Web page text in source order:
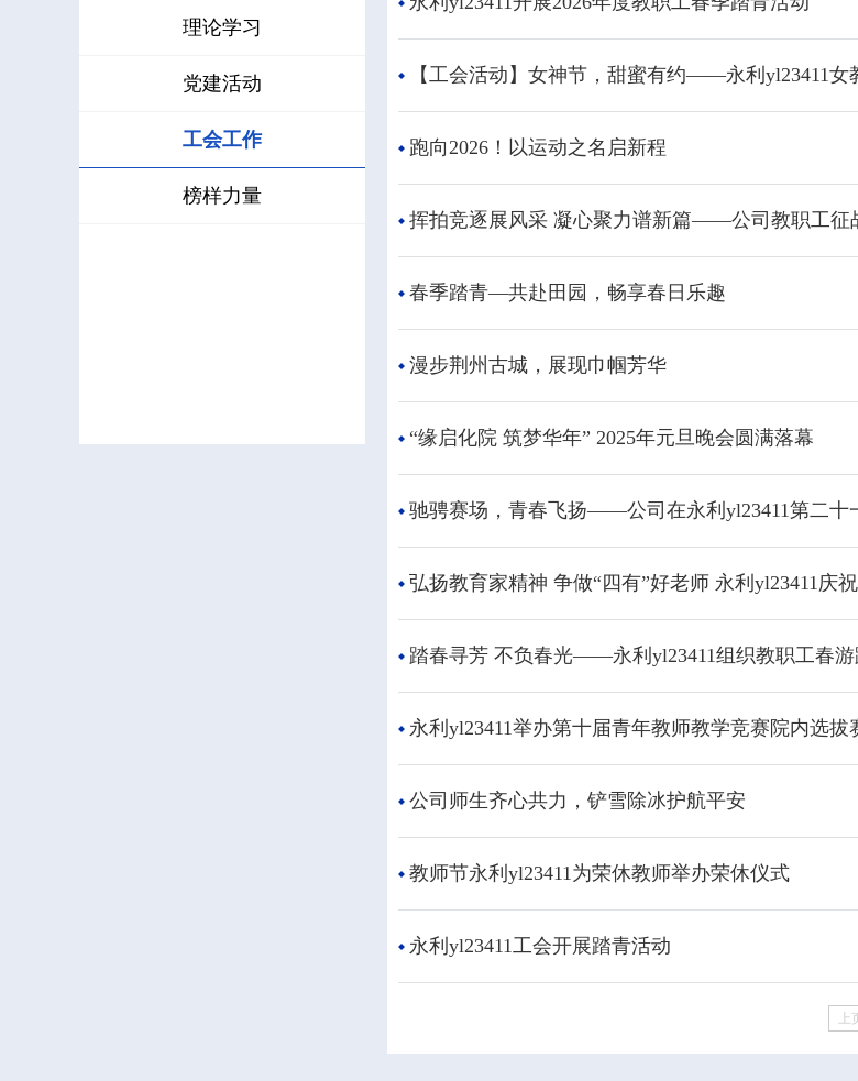
理论学习
党建活动
工会工作
榜样力量
【工会活动】女神节，甜蜜有约——​永利yl23411女
跑向2026！以运动之名启新程
挥拍竞逐展风采 凝心聚力谱新篇——公司教职工征
春季踏青—共赴田园，畅享春日乐趣
漫步荆州古城，展现巾帼芳华
“缘启化院 筑梦华年” 2025年元旦晚会圆满落幕
驰骋赛场，青春飞扬——公司在永利yl23411第二十
弘扬教育家精神 争做“四有”好老师 ​永利yl23411庆
踏春寻芳 不负春光——​永利yl23411组织教职工春游
永利yl23411举办第十届青年教师教学竞赛院内选拔
公司师生齐心共力，铲雪除冰护航平安
教师节​永利yl23411为荣休教师举办荣休仪式
​永利yl23411工会开展踏青活动
上